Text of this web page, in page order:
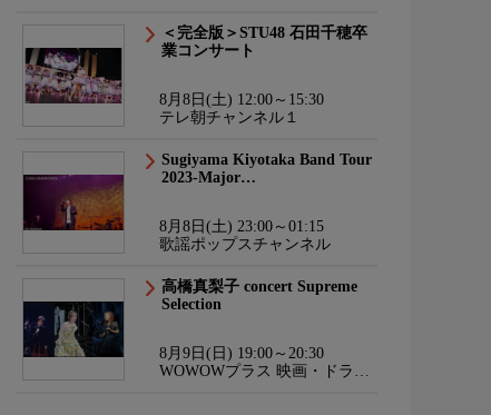
＜完全版＞STU48 石田千穂卒
業コンサート
8月8日(土) 12:00～15:30
テレ朝チャンネル１
Sugiyama Kiyotaka Band Tour
2023-Major…
8月8日(土) 23:00～01:15
歌謡ポップスチャンネル
高橋真梨子 concert Supreme
Selection
8月9日(日) 19:00～20:30
WOWOWプラス 映画・ドラ